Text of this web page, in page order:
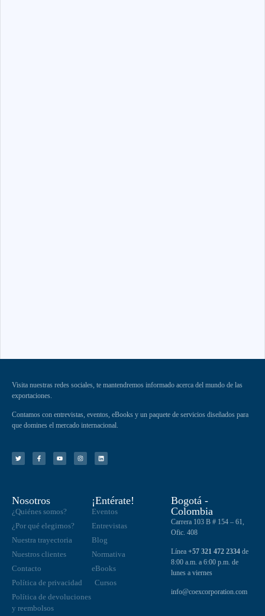
Visita nuestras redes sociales, te mantendremos informado acerca del mundo de las
exportaciones.
Contamos con entrevistas, eventos, eBooks y un paquete de servicios diseñados para
que domines el mercado internacional.
Nosotros
¿Quiénes somos?
¿Por qué elegirnos?
Nuestra trayectoria
Nuestros clientes
Contacto
Política de privacidad
Política de devoluciones
y reembolsos
¡Entérate!
Eventos
Entrevistas
Blog
Normativa
eBooks
Cursos
Bogotá -
Colombia
Carrera 103 B # 154 – 61,
Ofic. 408
Línea +57 321 472 2334de
8:00 a.m. a 6:00 p.m. de
lunes a viernes
info@coexcorporation.com